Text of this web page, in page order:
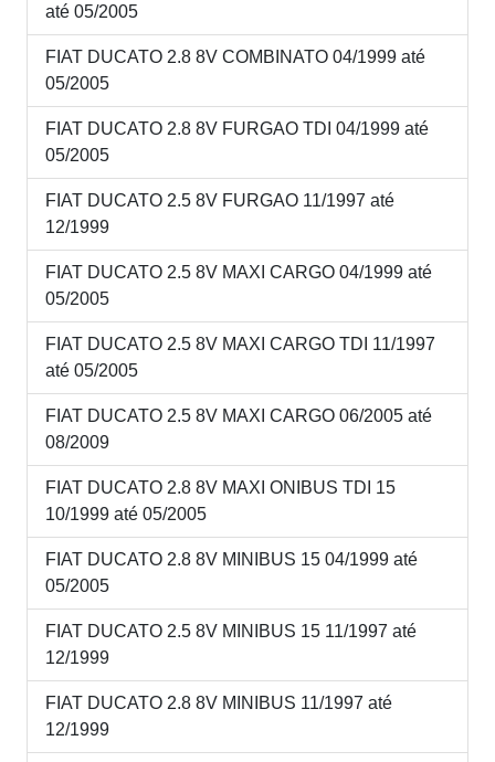
até 05/2005
FIAT DUCATO 2.8 8V COMBINATO 04/1999 até
05/2005
FIAT DUCATO 2.8 8V FURGAO TDI 04/1999 até
05/2005
FIAT DUCATO 2.5 8V FURGAO 11/1997 até
12/1999
FIAT DUCATO 2.5 8V MAXI CARGO 04/1999 até
05/2005
FIAT DUCATO 2.5 8V MAXI CARGO TDI 11/1997
até 05/2005
FIAT DUCATO 2.5 8V MAXI CARGO 06/2005 até
08/2009
FIAT DUCATO 2.8 8V MAXI ONIBUS TDI 15
10/1999 até 05/2005
FIAT DUCATO 2.8 8V MINIBUS 15 04/1999 até
05/2005
FIAT DUCATO 2.5 8V MINIBUS 15 11/1997 até
12/1999
FIAT DUCATO 2.8 8V MINIBUS 11/1997 até
12/1999